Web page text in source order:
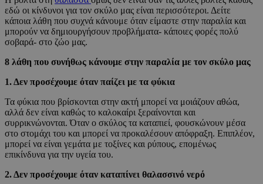
εδώ οι κίνδυνοι για τον σκύλο μας είναι περισσότεροι. Δείτε
κάποια λάθη που συχνά κάνουμε όταν είμαστε στην παραλία και
μπορούν να δημιουργήσουν προβλήματα- κάποιες φορές πολύ
σοβαρά- στο ζώο μας.
8 λάθη που συνήθως κάνουμε στην παραλία με τον σκύλο μας
1. Δεν προσέχουμε όταν παίζει με τα φύκια
Τα φύκια που βρίσκονται στην ακτή μπορεί να μοιάζουν αθώα,
αλλά δεν είναι καθώς το καλοκαίρι ξεραίνονται και
συρρικνώνονται. Όταν ο σκύλος τα καταπιεί, φουσκώνουν μέσα
στο στομάχι του και μπορεί να προκαλέσουν απόφραξη. Επιπλέον,
μπορεί να είναι γεμάτα με τοξίνες και ρύπους, επομένως
επικίνδυνα για την υγεία του.
2. Δεν προσέχουμε όταν καταπίνει θαλασσινό νερό